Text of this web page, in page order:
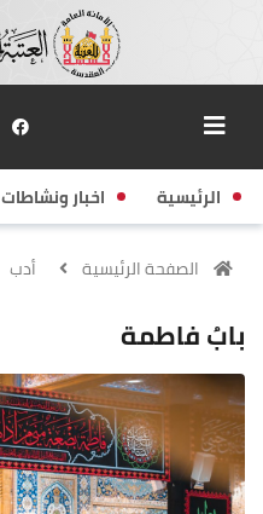
الرئيسية اخبار ونشاطات
الصفحة الرئيسية أدب
بابُ فاطمة